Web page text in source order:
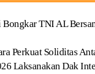
TNI AL
Perkuat Soliditas
Laksanakan Dak